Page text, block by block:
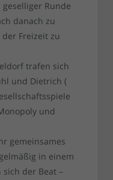
Runde
danach zu
Freizeit zu
trafen sich
und Dietrich (
und
gemeinsames
in einem
der Beat –